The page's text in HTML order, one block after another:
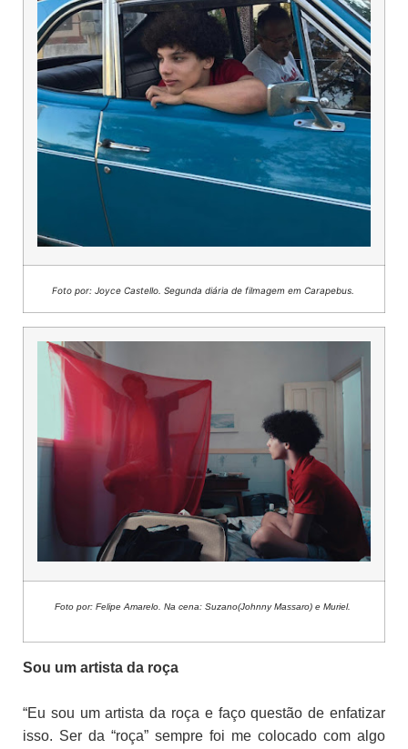
Foto por: Joyce Castello. Segunda diária de filmagem em Carapebus.
Foto por: Felipe Amarelo. Na cena: Suzano(Johnny Massaro) e Muriel.
Sou um artista da roça
“Eu sou um artista da roça e faço questão de enfatizar
isso. Ser da “roça” sempre foi me colocado com algo